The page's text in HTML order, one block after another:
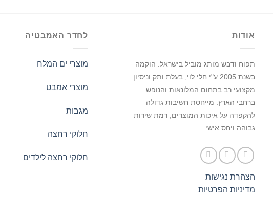
אודות
תפוח ודבש מותג מוביל בישראל. הוקמה
בשנת 2005 ע"י חלי לוי, בעלת ותק וניסיון
מקצועי רב בתחום המלונאות והנופש
ברחבי הארץ. מייחסת חשיבות גדולה
להקפדה על איכות המוצרים, רמת שירות
גבוהה ויחס אישי.
הצהרת נגישות
מדיניות הפרטיות
לחדר האמבטיה
מוצרי ים המלח
מוצרי אמבט
מגבות
חלוקי רחצה
חלוקי רחצה לילדים